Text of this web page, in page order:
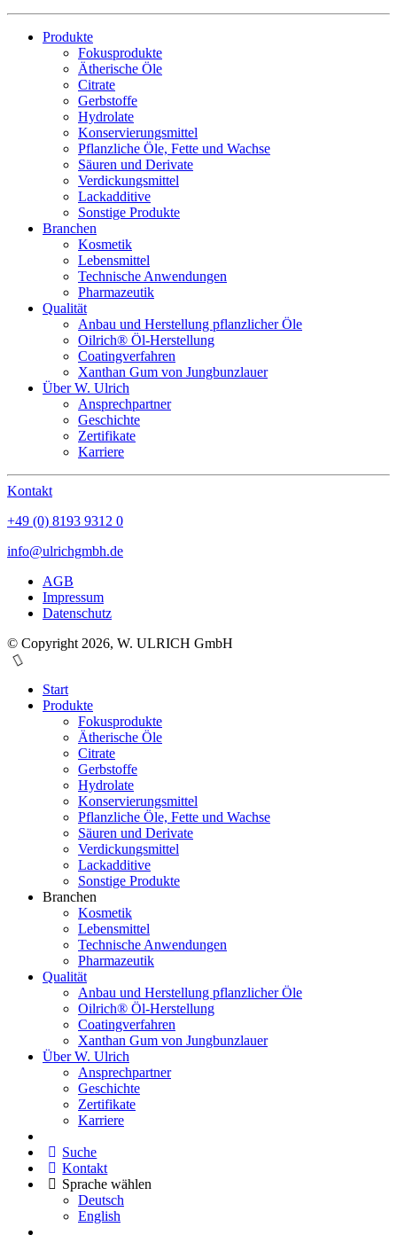
Produkte
Fokusprodukte
Ätherische Öle
Citrate
Gerbstoffe
Hydrolate
Konservierungsmittel
Pflanzliche Öle, Fette und Wachse
Säuren und Derivate
Verdickungsmittel
Lackadditive
Sonstige Produkte
Branchen
Kosmetik
Lebensmittel
Technische Anwendungen
Pharmazeutik
Qualität
Anbau und Herstellung pflanzlicher Öle
Oilrich® Öl-Herstellung
Coatingverfahren
Xanthan Gum von Jungbunzlauer
Über W. Ulrich
Ansprechpartner
Geschichte
Zertifikate
Karriere
Kontakt
+49 (0) 8193 9312 0
info@ulrichgmbh.de
AGB
Impressum
Datenschutz
© Copyright 2026, W. ULRICH GmbH
Start
Produkte
Fokusprodukte
Ätherische Öle
Citrate
Gerbstoffe
Hydrolate
Konservierungsmittel
Pflanzliche Öle, Fette und Wachse
Säuren und Derivate
Verdickungsmittel
Lackadditive
Sonstige Produkte
Branchen
Kosmetik
Lebensmittel
Technische Anwendungen
Pharmazeutik
Qualität
Anbau und Herstellung pflanzlicher Öle
Oilrich® Öl-Herstellung
Coatingverfahren
Xanthan Gum von Jungbunzlauer
Über W. Ulrich
Ansprechpartner
Geschichte
Zertifikate
Karriere
Suche
Kontakt
Sprache wählen
Deutsch
English